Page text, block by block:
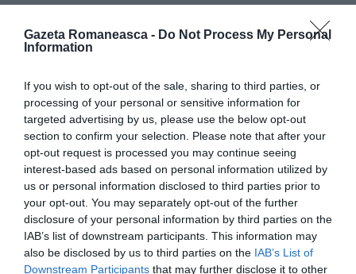
Gazeta Romaneasca - Do Not Process My Personal
Information
If you wish to opt-out of the sale, sharing to third parties, or
processing of your personal or sensitive information for
targeted advertising by us, please use the below opt-out
section to confirm your selection. Please note that after your
opt-out request is processed you may continue seeing
interest-based ads based on personal information utilized by
us or personal information disclosed to third parties prior to
your opt-out. You may separately opt-out of the further
disclosure of your personal information by third parties on the
IAB’s list of downstream participants. This information may
also be disclosed by us to third parties on the IAB’s List of
Downstream Participants that may further disclose it to other
până pe 4 noiembrie.